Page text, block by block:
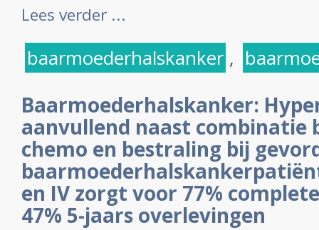
Lees verder ...
baarmoederhalskanker ,
Baarmoederhalskanker:
aanvullend naast combinatie
chemo en bestraling bij
en IV zorgt voor 77%
47% 5-jaars overlevingen